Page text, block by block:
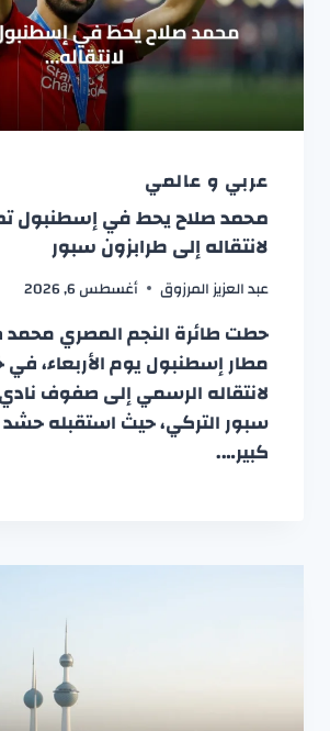
عربي و عالمي
محمد صلاح يحط في إسطنبول
لانتقاله إلى طرابزون سبور
عبد العزيز المرزوق أغسطس 6, 2026
حطت طائرة النجم المصري
مطار إسطنبول يوم الأربعاء،
لانتقاله الرسمي إلى صفوف
سبور التركي، حيث استقبله
كبير….